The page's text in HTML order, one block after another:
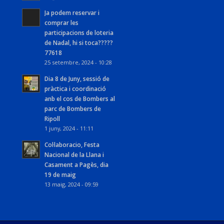
Ja podem reservar i
comprar les
participacions de loteria
de Nadal, hi si toca?????
77618
25 setembre, 2024 - 10:28
Dia 8 de Juny, sessió de
pràctica i coordinació
anb el cos de Bombers al
parc de Bombers de
Ripoll
1 juny, 2024 - 11:11
Col·laboracio, Festa
Nacional de la Llana i
Casament a Pagès, dia
19 de maig
13 maig, 2024 - 09:59